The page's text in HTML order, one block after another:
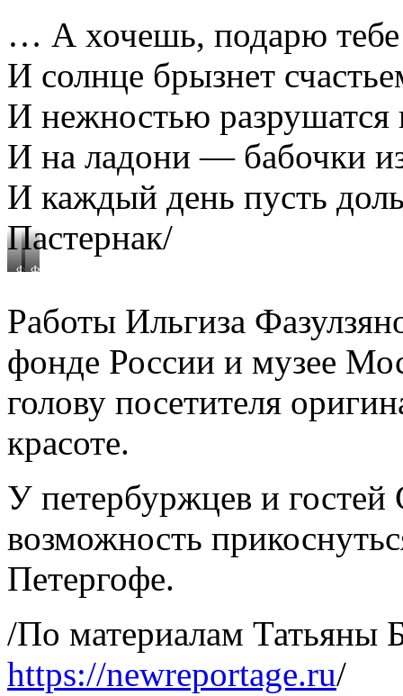
… А хочешь, подарю
И солнце брызнет
И нежностью разрушатся
И на ладони — бабочки
И каждый день пусть
Пастернак/
Фото
https://newreportage.ru
Фото
https://newreportage.ru
Работы Ильгиза
фонде России и музее
голову посетителя
красоте.
У петербуржцев и
возможность
Петергофе.
/По материалам Татьяны
https://newreportage.ru/